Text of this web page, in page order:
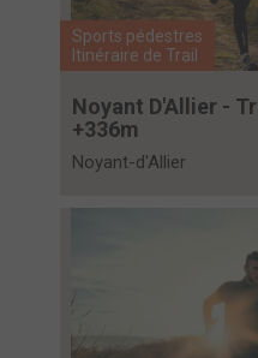
Sports pédestres
Itinéraire de Trail
Noyant D'Allier -
+336m
Noyant-d'Allier